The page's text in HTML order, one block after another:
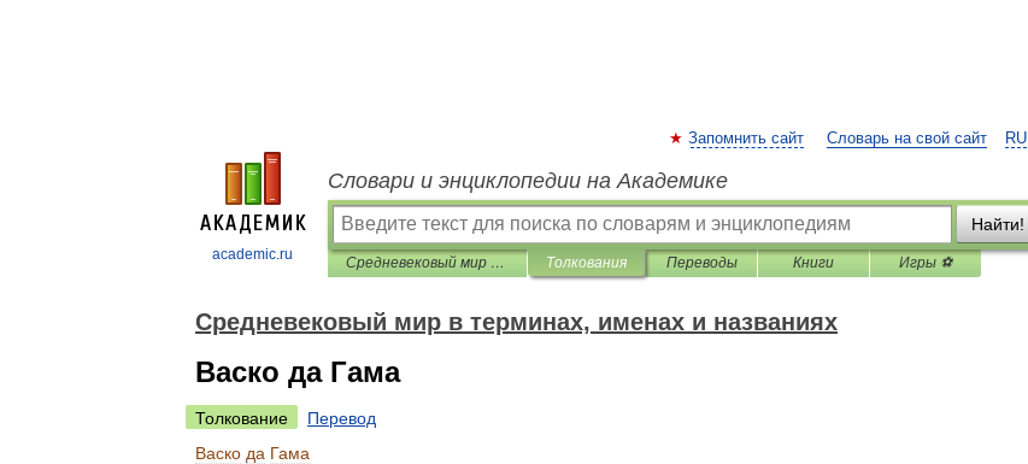
academic.ru
RU
Запомнить сайт Словарь на свой сайт
Словари и энциклопедии на Академике
Найти!
Средневековый мир в терминах, именах и названиях Толкования Переводы Книги Игры ⚽
Средневековый мир в терминах, именах и названиях
Васко да Гама
Толкование
Перевод
Васко да Гама